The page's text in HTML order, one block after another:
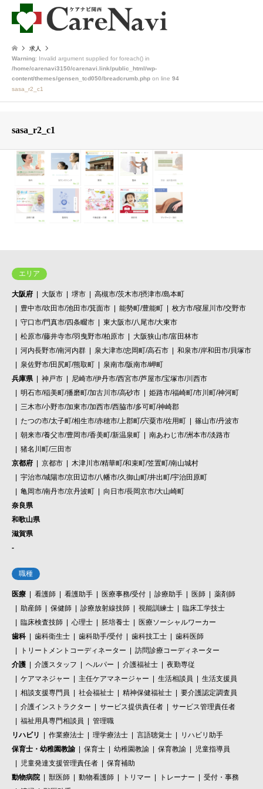
求人
Warning: Invalid argument supplied for foreach() in
/home/carenavi3150/carenavi.link/public_html/wp-
content/themes/gensen_tcd050/breadcrumb.php on line 94
sasa_r2_c1
sasa_r2_c1
エリア
大阪府 大阪市 堺市
高槻市/茨木市/摂津市/島本町
豊中市/吹田市/池田市/箕面市
能勢町/豊能町
枚方市/寝屋川市/交野市
守口市/門真市/四条畷市
東大阪市/八尾市/大東市
松原市/藤井寺市/羽曳野市/柏原市
大阪狭山市/富田林市
河内長野市/南河内群
泉大津市/忠岡町/高石市
和泉市/岸和田市/貝塚市
泉佐野市/田尻町/熊取町
泉南市/阪南市/岬町
兵庫県
神戸市
尼崎市/伊丹市/西宮市/芦屋市/宝塚市/川西市
明石市/稲美町/播磨町/加古川市/高砂市
姫路市/福崎町/市川町/神河町
三木市/小野市/加東市/加西市/西脇市/多可町/神崎郡
たつの市/太子町/相生市/赤穂市/上郡町/宍粟市/佐用町
篠山市/丹波市
朝来市/養父市/豊岡市/香美町/新温泉町
南あわじ市/洲本市/淡路市
猪名川町/三田市
京都府
京都市
木津川市/精華町/和束町/笠置町/南山城村
宇治市/城陽市/京田辺市/八幡市/久御山町/井出町/宇治田原町
亀岡市/南丹市/京丹波町
向日市/長岡京市/大山崎町
奈良県
和歌山県
滋賀県
-
職種
医療 看護師 看護助手 医療事務/受付 診療助手 医師
薬剤師
助産師
保健師 診療放射線技師 視能訓練士
臨床工学技士
臨床検査技師
心理士 胚培養士
医療ソーシャルワーカー
歯科
歯科衛生士 歯科助手/受付 歯科技工士
歯科医師
トリートメントコーディネーター
訪問診療コーディネーター
介護
介護スタッフ ヘルパー 介護福祉士
夜勤専従
ケアマネジャー
主任ケアマネージャー 生活相談員
生活支援員
相談支援専門員
社会福祉士 精神保健福祉士
要介護認定調査員
介護インストラクター
サービス提供責任者
サービス管理責任者
福祉用具専門相談員
管理職
リハビリ
作業療法士 理学療法士 言語聴覚士
リハビリ助手
保育士・幼稚園教諭
保育士 幼稚園教諭 保育教諭
児童指導員
児童発達支援管理責任者
保育補助
動物病院
獣医師 動物看護師 トリマー トレーナー
受付・事務